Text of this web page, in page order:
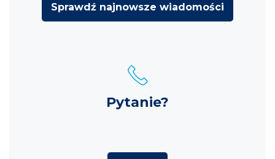
Sprawdź najnowsze wiadomości
Pytanie?